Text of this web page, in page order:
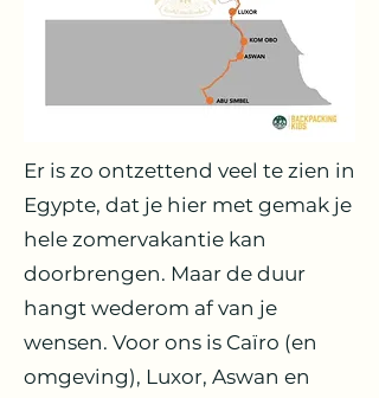
Er is zo ontzettend veel te zien in
Egypte, dat je hier met gemak je
hele zomervakantie kan
doorbrengen. Maar de duur
hangt wederom af van je
wensen. Voor ons is Caïro (en
omgeving), Luxor, Aswan en